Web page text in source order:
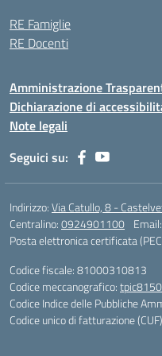
RE Famiglie
RE Docenti
Amministrazione
Dichiarazione di
Note legali
Seguici su:
Indirizzo:Via Catullo, 8 -
Centralino:0924901100 Email:
Posta elettronica certificata
Codice fiscale: 81000310813
Codice meccanografico:
Codice Indice delle Pubbliche
Codice unico di fatturazione